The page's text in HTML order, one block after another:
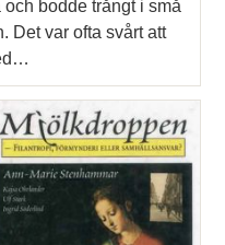
bodde trångt i små
Det var ofta svårt att